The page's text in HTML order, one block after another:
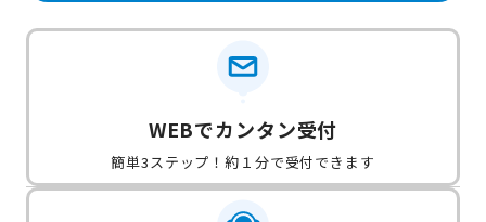
WEBでカンタン受付
簡単3ステップ！約１分で受付できます